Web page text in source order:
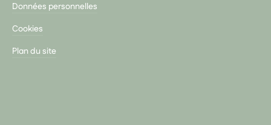
Données personnelles
Cookies
Plan du site